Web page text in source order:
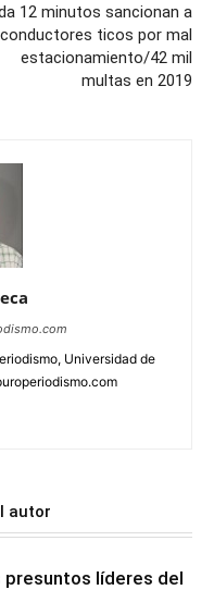
12 minutos sancionan a
conductores ticos por mal
estacionamiento/42 mil
multas en 2019
Universidad de
autor
presuntos líderes del